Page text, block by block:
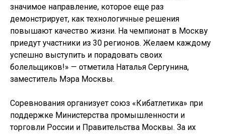
значимое направление, которое еще раз
демонстрирует, как технологичные решения
повышают качество жизни. На чемпионат в Москву
приедут участники из 30 регионов. Желаем каждому
успешно выступить и порадовать своих
болельщиков!» — отметила Наталья Сергунина,
заместитель Мэра Москвы.
Соревнования организует союз «Кибатлетика» при
поддержке Министерства промышленности и
торговли России и Правительства Москвы. За их